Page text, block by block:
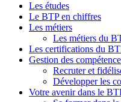
Les études
Le BTP en chiffres
Les métiers
Les métiers du
Les certifications du
Gestion des
Recruter et
Développer les
Votre avenir dans le